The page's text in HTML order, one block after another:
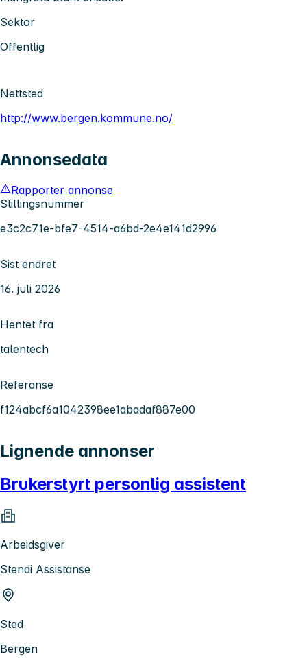
Sektor
Offentlig
Nettsted
http://www.bergen.kommune.no/
Annonsedata
Rapporter annonse
Stillingsnummer
e3c2c71e-bfe7-4514-a6bd-2e4e141d2996
Sist endret
16. juli 2026
Hentet fra
talentech
Referanse
f124abcf6a1042398ee1abadaf887e00
Lignende annonser
Brukerstyrt personlig assistent
Arbeidsgiver
Stendi Assistanse
Sted
Bergen